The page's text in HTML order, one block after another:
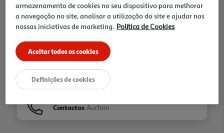
Ir para Homepage
Folhetos
Contactos Auchan
armazenamento de cookies no seu dispositivo para melhorar
a navegação no site, analisar a utilização do site e ajudar nas
nossas iniciativas de marketing. Política de Cookies
Aceitar todos os cookies
Definições de cookies